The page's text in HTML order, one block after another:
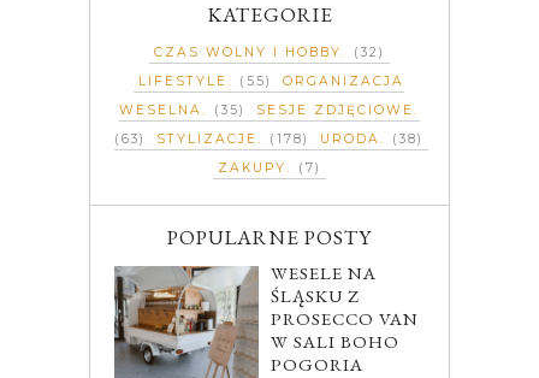
KATEGORIE
CZAS WOLNY I HOBBY
(32)
LIFESTYLE
(55)
ORGANIZACJA
WESELNA
(35)
SESJE ZDJĘCIOWE
(63)
STYLIZACJE (178) URODA
(38)
ZAKUPY
(7)
POPULARNE POSTY
WESELE NA
ŚLĄSKU Z
PROSECCO VAN
W SALI BOHO
POGORIA